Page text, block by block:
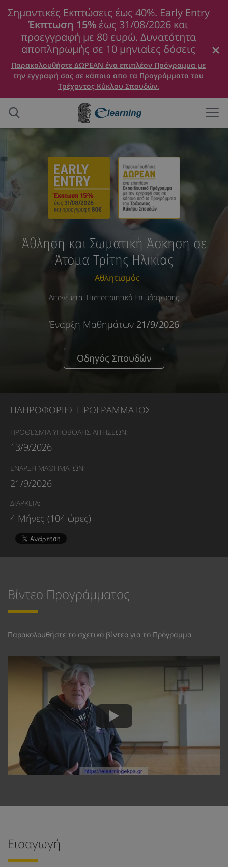
Σημαντικές Εκπτώσεις έως 40%. Early Entry
Έκπτωση 15% έως 31/08/2026 και
προεγγραφή με 80 ευρώ. Δυνατότητα
αποπληρωμής σε 10 μηνιαίες δόσεις
Παρακολουθήστε ΔΩΡΕΑΝ ένα επιπλέον Πρόγραμμα με
την εγγραφή σας σε κάποιο απο τα Προγράμματα του
Τρέχοντος Κύκλου Σπουδών.
Άθληση και Σωματική Άσκηση σε
Άτομα Τρίτης Ηλικίας
Αθλητισμός
Απονέμεται Πιστοποιητικό Επιμόρφωσης
Έναρξη Μαθημάτων 21/9/2026
Οδηγός Σπουδών
ΠΛΗΡΟΦΟΡΙΕΣ ΠΡΟΓΡΑΜΜΑΤΟΣ
ΠΡΟΘΕΣΜΙΑ ΥΠΟΒΟΛΗΣ ΑΙΤΗΣΕΩΝ:
13/9/2026
ΕΝΑΡΞΗ ΜΑΘΗΜΑΤΩΝ:
21/9/2026
ΔΙΑΡΚΕΙΑ:
4 Μήνες (104 ώρες)
Βίντεο Προγράμματος
Παρακολουθήστε το σχετικό βίντεο για το Πρόγραμμα
Εισαγωγή